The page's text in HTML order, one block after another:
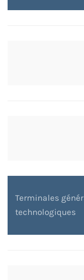
Terminales
technologiques